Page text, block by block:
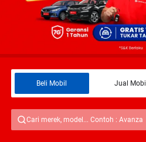
Beli Mobil Jual Mobil
Cari merek, model... Contoh : Avanza